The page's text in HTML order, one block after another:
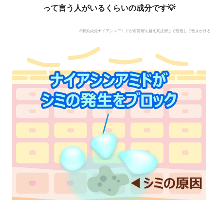
って言う人がいるくらいの成分です💡
※有効成分ナイアシンアミドが角質層を越え真皮層まで浸透して働きかける